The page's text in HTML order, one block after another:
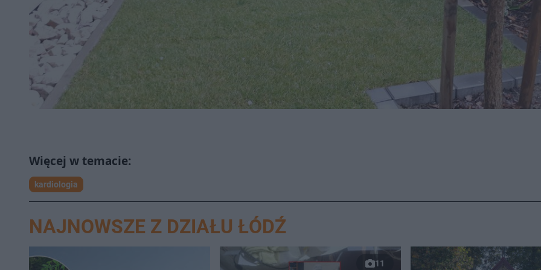
kardiologia
NAJNOWSZE Z DZIAŁU ŁÓDŹ
11